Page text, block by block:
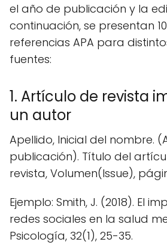
el año de publicación y la
continuación, se presentan
referencias APA para
fuentes:
1. Artículo de revista
un autor
Apellido, Inicial del nombre.
publicación). Título del
revista, Volumen(Issue),
Ejemplo: Smith, J. (2018). El
redes sociales en la salud
Psicología, 32(1), 25-35.